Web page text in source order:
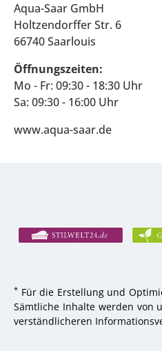
Aqua-Saar GmbH
Holtzendorffer Str. 6
66740 Saarlouis
Öffnungszeiten:
Mo - Fr: 09:30 - 18:30 Uhr
Sa: 09:30 - 16:00 Uhr
www.aqua-saar.de
* Für die Erstellung und
Sämtliche Inhalte werden von
verständlicheren